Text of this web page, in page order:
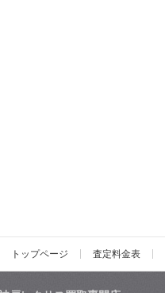
トップページ 査定料金表